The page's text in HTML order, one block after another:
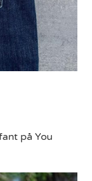
på You